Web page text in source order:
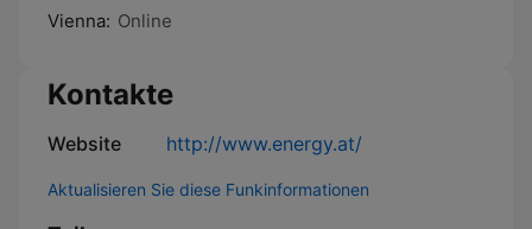
Vienna: Online
Kontakte
Website http://www.energy.at/
Aktualisieren Sie diese Funkinformationen